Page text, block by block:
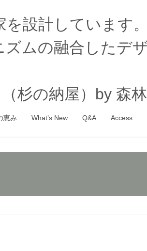
設計しています。
ムの融合したデ
杉の納屋）by 森
恵み What’s New Q&A Access